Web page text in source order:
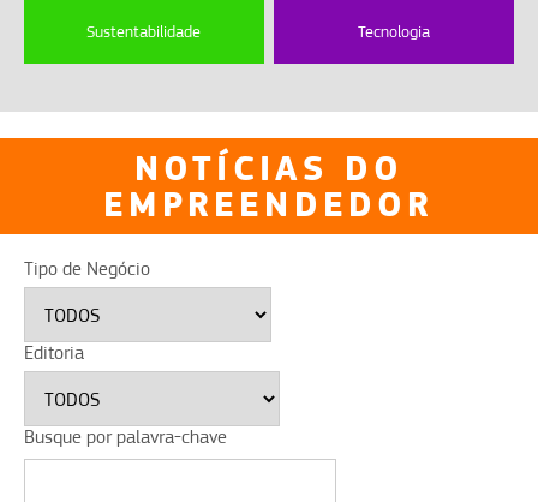
Sustentabilidade Tecnologia
NOTÍCIAS DO
EMPREENDEDOR
Tipo de Negócio
Editoria
Busque por palavra-chave